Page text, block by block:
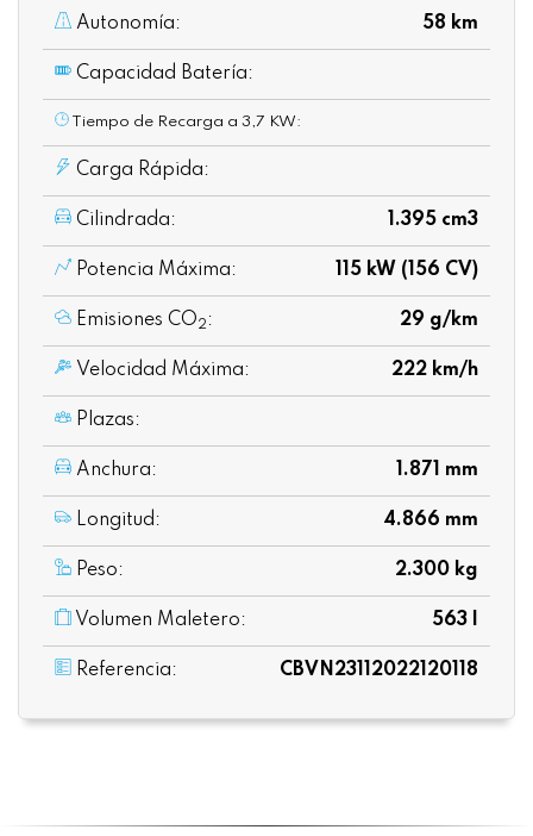
Autonomía: 58 km
Capacidad Batería:
Tiempo de Recarga a 3,7 KW:
Carga Rápida:
Cilindrada: 1.395 cm3
Potencia Máxima: 115 kW (156 CV)
Emisiones CO2 : 29 g/km
Velocidad Máxima: 222 km/h
Plazas:
Anchura: 1.871 mm
Longitud: 4.866 mm
Peso: 2.300 kg
Volumen Maletero: 563 l
Referencia: CBVN23112022120118